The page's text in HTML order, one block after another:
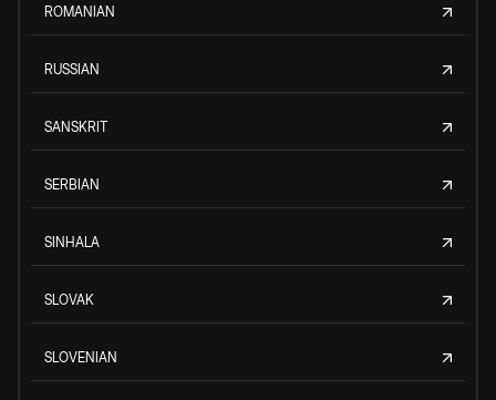
ROMANIAN
RUSSIAN
SANSKRIT
SERBIAN
SINHALA
SLOVAK
SLOVENIAN